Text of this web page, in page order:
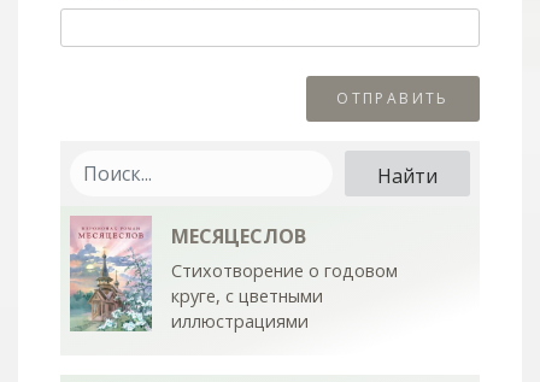
МЕСЯЦЕСЛОВ
Стихотворение о годовом
круге, с цветными
иллюстрациями